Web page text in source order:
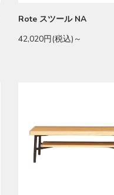
Rote スツール NA
42,020円(税込)～